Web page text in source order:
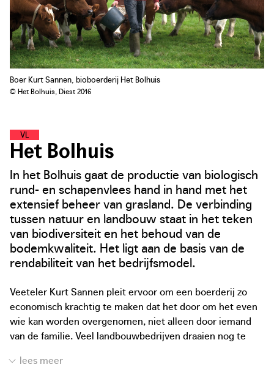
Boer Kurt Sannen, bioboerderij Het Bolhuis
© Het Bolhuis, Diest 2016
VOEDSEL
Het Bolhuis
In het Bolhuis gaat de productie van biologisch
rund- en schapenvlees hand in hand met het
extensief beheer van grasland. De verbinding
tussen natuur en landbouw staat in het teken
van biodiversiteit en het behoud van de
bodemkwaliteit. Het ligt aan de basis van de
rendabiliteit van het bedrijfsmodel.
Veeteler Kurt Sannen pleit ervoor om een boerderij zo
economisch krachtig te maken dat het door om het even
wie kan worden overgenomen, niet alleen door iemand
van de familie. Veel landbouwbedrijven draaien nog te
onhoudbare en fragiele financiële situatie. Een